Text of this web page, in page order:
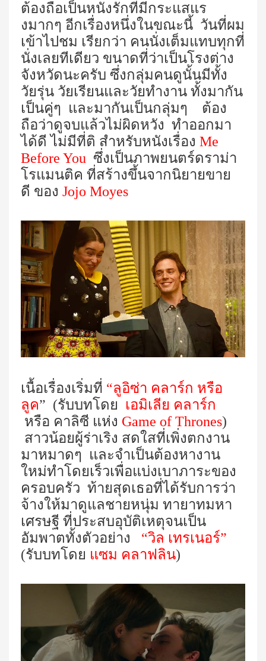
ต้องถือเป็นหนังรักที่มีกระแสแร
งมากๆ อีกเรื่องหนึ่งในขณะนี้ วันที่ผม
เข้าไปชม เรียกว่า คนนั่งเต็มแทบทุกที่
นั่งเลยทีเดียว ขนาดที่ว่าเป็นโรงต่าง
จังหวัดนะครับ ซึ่งกลุ่มคนดูนั้นมีทั้ง
วัยรุ่น วัยเรียนและวัยทำงาน ทั้งมากัน
เป็นคู่ๆ และมากันเป็นกลุ่มๆ ต้อง
ถือว่าดูจบแล้วไม่ผิดหวัง ทำออกมา
ได้ดี ไม่มีที่ติ สำหรับหนังเรื่อง Me
Before You ซึ่งเป็นภาพยนตร์ดราม่า
โรแมนติค ที่สร้างขึ้นจากนิยายขาย
ดี ของ Jojo Moyes
เนื้อเรื่องเริ่มที่ “ลูอิซ่า คลาร์ก หรือ
ลูค” (รับบทโดย เอมิเลีย คลาร์ก
หรือ คาลิซี แห่ง Game of Thrones)
สาวน้อยผู้ร่าเริง สดใสที่เพิ่งตกงาน
มาหมาดๆ และจำเป็นต้องหางาน
ใหม่ทำโดยเร็วเพื่อแบ่งเบาภาระของ
ครอบครัว ท้ายสุดเธอที่ได้รับการว่า
จ้างให้มาดูแลชายหนุ่ม ทายาทมหา
เศรษฐี ที่ประสบอุบัติเหตุจนเป็น
อัมพาตทั้งตัวอย่าง
“วิล เทรเนอร์”
(รับบทโดย แซม คลาฟลิน)